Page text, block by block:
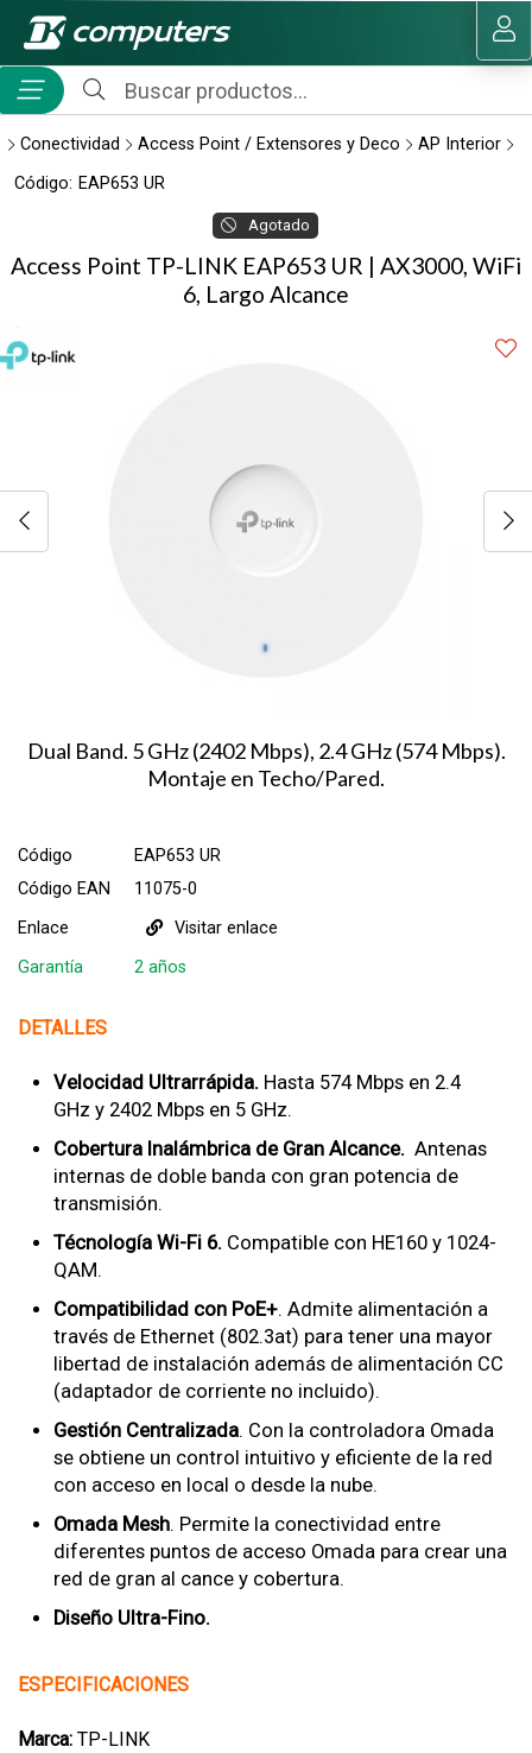
Compartir por email MI COMPRA
Conectividad Access Point / Extensores y Deco
AP Interior
Código: EAP653 UR
Agotado
Access Point TP-LINK EAP653 UR | AX3000, WiFi
6, Largo Alcance
Dual Band. 5 GHz (2402 Mbps), 2.4 GHz (574 Mbps).
Montaje en Techo/Pared.
Código
EAP653 UR
Código EAN
11075-0
Enlace
Visitar enlace
Garantía
2 años
DETALLES
Velocidad Ultrarrápida. Hasta 574 Mbps en 2.4
GHz y 2402 Mbps en 5 GHz.
Cobertura Inalámbrica de Gran Alcance. Antenas
internas de doble banda con gran potencia de
transmisión.
Técnología Wi-Fi 6. Compatible con HE160 y 1024-
QAM.
Compatibilidad con PoE+. Admite alimentación a
través de Ethernet (802.3at) para tener una mayor
libertad de instalación además de alimentación CC
(adaptador de corriente no incluido).
Gestión Centralizada. Con la controladora Omada
se obtiene un control intuitivo y eficiente de la red
con acceso en local o desde la nube.
Omada Mesh. Permite la conectividad entre
diferentes puntos de acceso Omada para crear una
red de gran al cance y cobertura.
Diseño Ultra-Fino.
ESPECIFICACIONES
Marca: TP-LINK